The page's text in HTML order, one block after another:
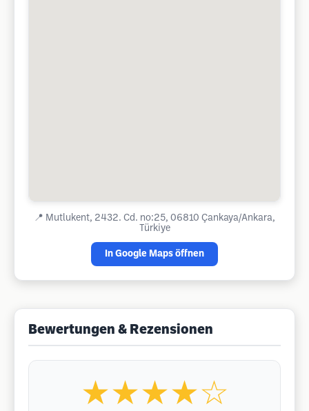
📍 Mutlukent, 2432. Cd. no:25, 06810 Çankaya/Ankara,
Türkiye
In Google Maps öffnen
Bewertungen & Rezensionen
★★★★☆